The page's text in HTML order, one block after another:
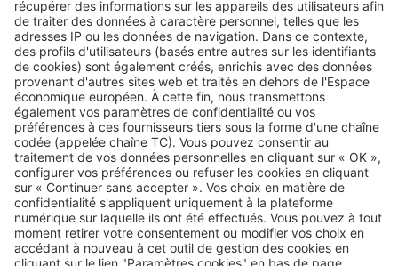
Image
Louer
Logement social : pourquoi le
système HLM est sous pression
SeLoger c'est aussi